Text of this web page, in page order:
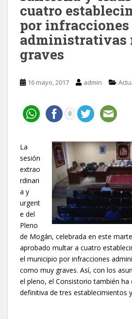
cuatro
por infracciones
administrativas
graves
16 mayo, 2017 admin
0
La
sesión
extrao
rdinari
a y
urgent
e del
Pleno
de Mogán, celebrada en este
aprobado multar a cuatro
el municipio por infracciones
como muy graves. Así, con los
el pleno, el Consistorio también ha
definitiva de tres establecimientos